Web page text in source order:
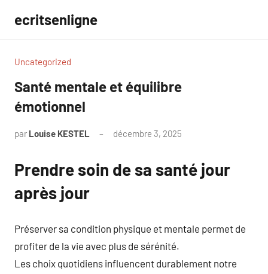
contenu
ecritsenligne
Uncategorized
Santé mentale et équilibre
émotionnel
par Louise KESTEL décembre 3, 2025
Prendre soin de sa santé jour
après jour
Préserver sa condition physique et mentale permet de
profiter de la vie avec plus de sérénité.
Les choix quotidiens influencent durablement notre